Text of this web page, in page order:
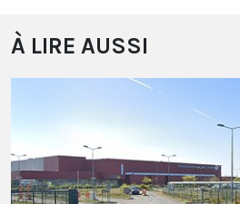
À LIRE AUSSI